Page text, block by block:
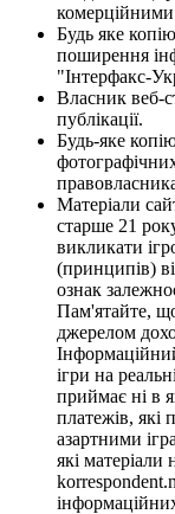
Будь яке
поширення
"Інтерфакс-
Власник веб-
публікації.
Будь-яке
Матеріали
старше 21
викликати
(принципів)
ознак
Пам'ятайте,
джерелом
ігри на
приймає ні в
платежів, які
азартними
які матеріали